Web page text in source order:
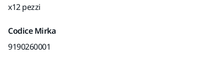
x12 pezzi
Codice Mirka
9190260001